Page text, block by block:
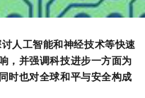
人工智能和神经技术等快速
，并强调科技进步一方面为
时也对全球和平与安全构成